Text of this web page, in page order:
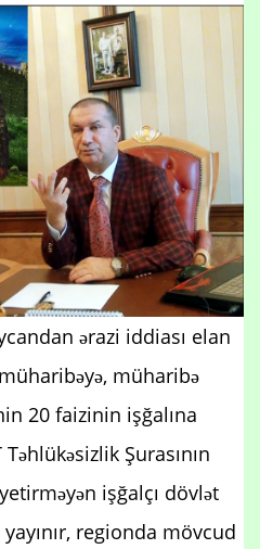
ərazi iddiası elan
müharibə
20 faizinin işğalına
Şurasının
işğalçı dövlət
regionda mövcud